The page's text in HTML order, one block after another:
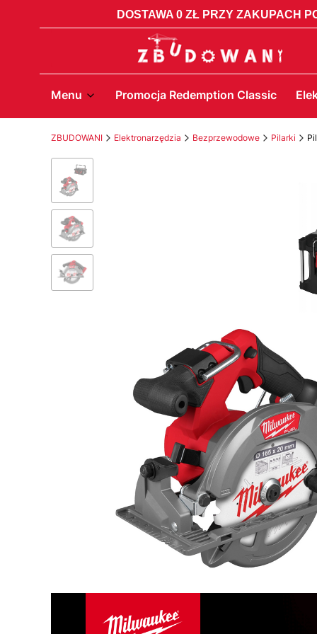
DOSTAWA 0 ZŁ PRZY ZAKUPACH
Menu Promocja Redemption Classic
ZBUDOWANI Elektronarzędzia Bezprzewodowe Pilarki